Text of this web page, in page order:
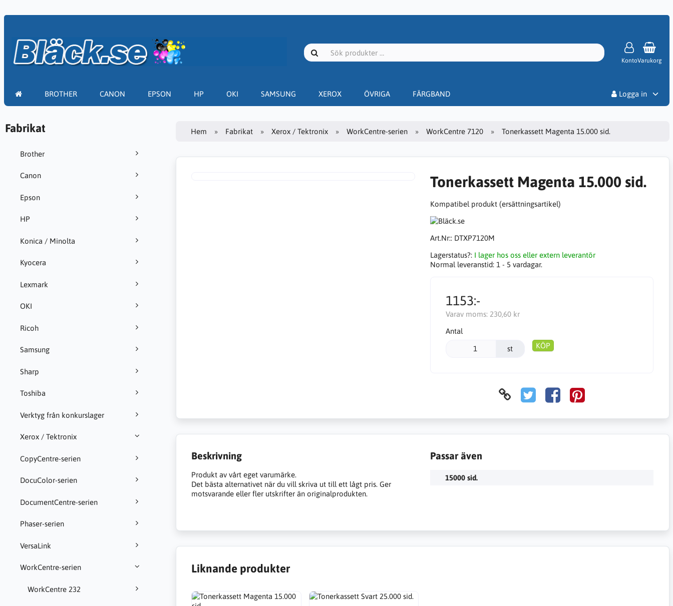
KontoVarukorg
BROTHER CANON EPSON HP OKI SAMSUNG XEROX ÖVRIGA FÄRGBAND
Logga in
Fabrikat
Brother
Canon
Epson
HP
Konica / Minolta
Kyocera
Lexmark
OKI
Ricoh
Samsung
Sharp
Toshiba
Verktyg från konkurslager
Xerox / Tektronix
CopyCentre-serien
DocuColor-serien
DocumentCentre-serien
Phaser-serien
VersaLink
WorkCentre-serien
WorkCentre 232
Hem Fabrikat Xerox / Tektronix WorkCentre-serien WorkCentre 7120 Tonerkassett Magenta 15.000 sid.
Tonerkassett Magenta 15.000 sid.
Kompatibel produkt (ersättningsartikel)
Art.Nr:: DTXP7120M
Lagerstatus?: I lager hos oss eller extern leverantör
Normal leveranstid: 1 - 5 vardagar.
1153:-
Varav moms: 230,60 kr
Antal
st KÖP
Beskrivning
Produkt av vårt eget varumärke.
Det bästa alternativet när du vill skriva ut till ett lågt pris. Ger
motsvarande eller fler utskrifter än originalprodukten.
Passar även
15000 sid.
Liknande produkter